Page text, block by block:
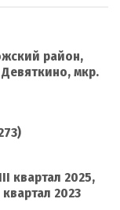
район,
мкр.
квартал 2025,
2023